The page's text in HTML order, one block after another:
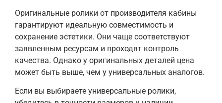
Оригинальные ролики от производителя кабины
гарантируют идеальную совместимость и
сохранение эстетики. Они чаще соответствуют
заявленным ресурсам и проходят контроль
качества. Однако у оригинальных деталей цена
может быть выше, чем у универсальных аналогов.
Если вы выбираете универсальные ролики,